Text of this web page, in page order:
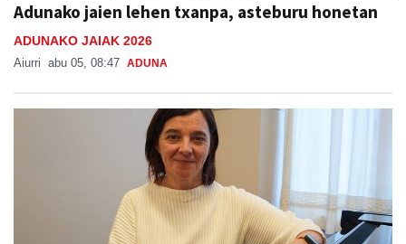
Adunako jaien lehen txanpa, asteburu honetan
ADUNAKO JAIAK 2026
Aiurri abu 05, 08:47 ADUNA